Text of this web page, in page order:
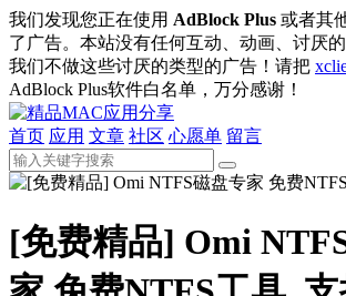
我们发现您正在使用 AdBlock Plus 或者其
了广告。本站没有任何互动、动画、讨厌
我们不做这些讨厌的类型的广告！请把
AdBlock Plus软件白名单，万分感谢！
首页 应用 文章 社区 心愿单 留言
[免费精品] Omi